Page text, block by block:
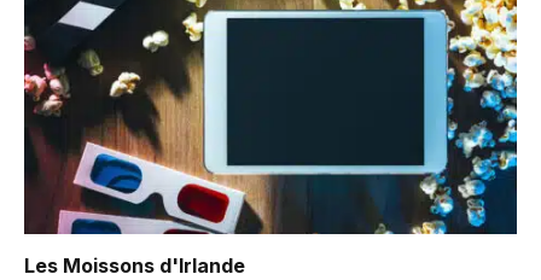
Les Moissons d'Irlande